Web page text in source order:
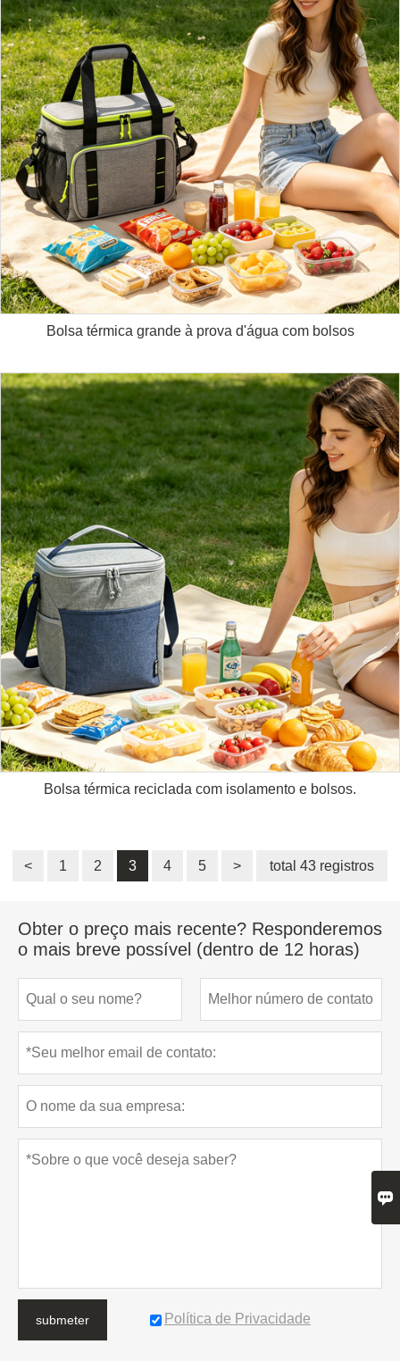
Bolsa térmica grande à prova d'água com bolsos
Bolsa térmica reciclada com isolamento e bolsos.
< 1 2 3 4 5 > total 43 registros
Obter o preço mais recente? Responderemos
o mais breve possível (dentro de 12 horas)
submeter Política de Privacidade
